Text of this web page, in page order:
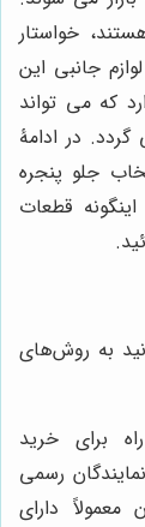
خواستار
جانبی این
که می تواند
در ادامۀ
جلو پنجره
قطعات
به روش‌های
برای خرید
رسمی
معمولاً دارای